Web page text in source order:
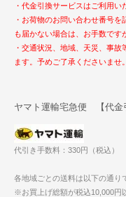
・代金引換サービスはご利用い
・お荷物のお問い合わせ番号
も届かない場合は、お手数です
・交通状況、地域、天災、事
ます。予めご了承くださいませ。
ヤマト運輸宅急便 【代金
代引き手数料：330円（税込）
各地域ごとの送料は以下の通り
※お買上げ総額が税込10,000円